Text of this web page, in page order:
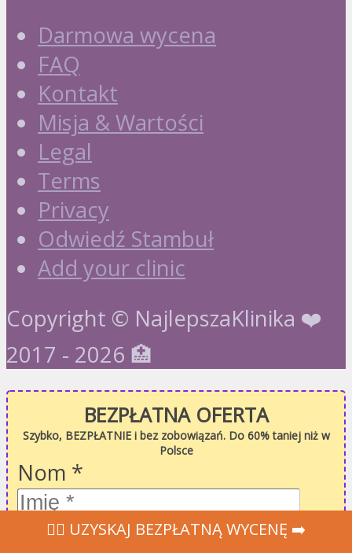
Darmowa wycena
FAQ
Kontakt
Misja & Wartości
Legal
Terms
Privacy
Odwiedź Stambuł
Add your clinic
Copyright © NajlepszaKlinika ❤️
2017 - 2026 🏥
BEZPŁATNA OFERTA
Szybko, BEZPŁATNIE i bez zobowiązań. Do 60% taniej niż w
Polsce
Nom *
Pierwszy
‍👩‍⚕ UZYSKAJ BEZPŁATNĄ WYCENĘ ➡️